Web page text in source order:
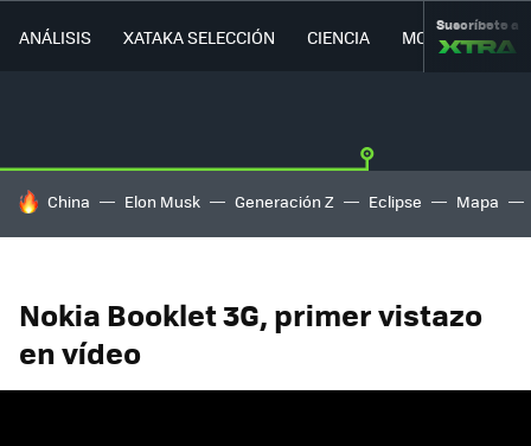
ANÁLISIS XATAKA SELECCIÓN CIENCIA MOVILIDAD
Suscríbete a
HOY SE HABLA DE
China Elon Musk Generación Z Eclipse Mapa
Nokia Booklet 3G, primer vistazo
en vídeo